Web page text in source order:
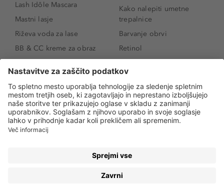
Lash Idôle Mascara
Mastni lasje
Riževa voda za lase
BB & CC kreme za obraz
SPF 30
Senčila za oči
Tekoči puder
Ličenje povešenih vek
Kako povečati oči
Kako nalepiti umetne
trepalnice
Barvanje obrvi
Retinol
Niacinamid
Rozacea
Salicilna kislina